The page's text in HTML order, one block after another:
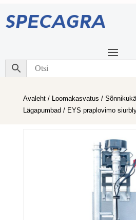
Avaleht/ Loomakasvatus /
Lägapumbad / EYS praplovimo